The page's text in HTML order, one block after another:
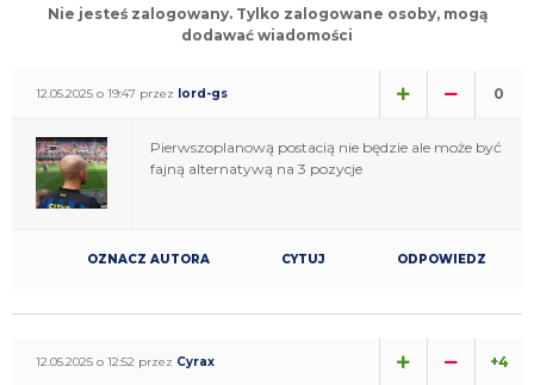
Nie jesteś zalogowany. Tylko zalogowane osoby, mogą
dodawać wiadomości
12.05.2025 o 19:47 przez lord-gs 0
Pierwszoplanową postacią nie będzie ale może być
fajną alternatywą na 3 pozycje
OZNACZ AUTORA CYTUJ ODPOWIEDZ
12.05.2025 o 12:52 przez Cyrax +4